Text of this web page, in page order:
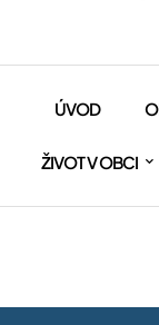
ÚVOD
ŽIVOT V OBCI